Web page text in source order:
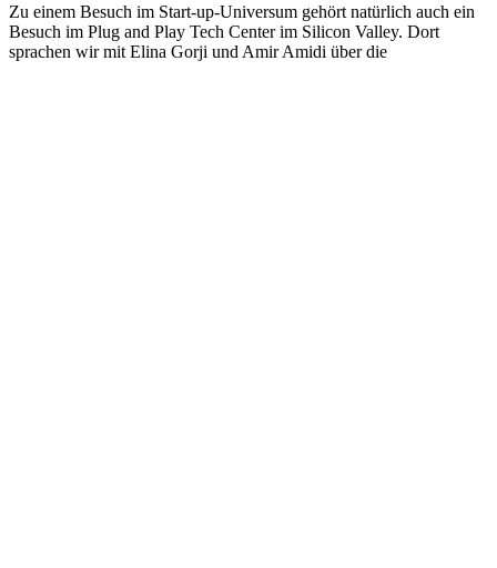
Zu einem Besuch im Start-up-Universum gehört natürlich auch ein
Besuch im Plug and Play Tech Center im Silicon Valley. Dort
sprachen wir mit Elina Gorji und Amir Amidi über die